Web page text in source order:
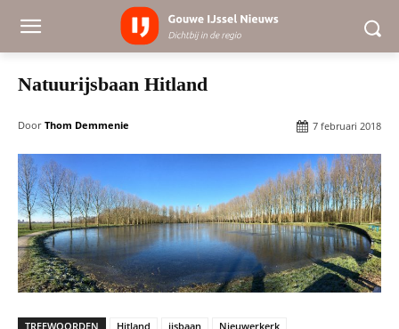
Natuurijsbaan Hitland
Door Thom Demmenie 7 februari 2018
TREFWOORDEN Hitland ijsbaan Nieuwerkerk